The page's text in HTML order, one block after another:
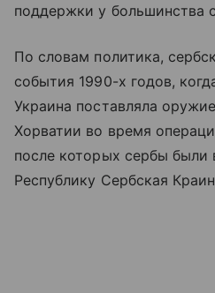
поддержки у большинства
По словам политика,
события 1990-х годов,
Украина поставляла
Хорватии во время
после которых сербы
Республику Сербская